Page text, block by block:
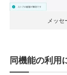
メッ
同機能の利用